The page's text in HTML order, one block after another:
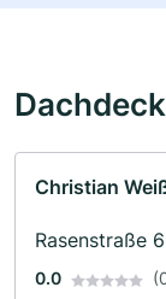
Christian
Rasenstraße
0.0